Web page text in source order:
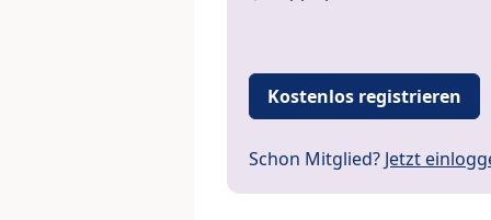
Kostenlos registrieren
Schon Mitglied? Jetzt